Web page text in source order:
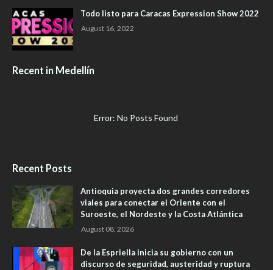
Todo listo para Caracas Expression Show 2022
August 16, 2022
Recent in Medellín
Error: No Posts Found
Recent Posts
Antioquia proyecta dos grandes corredores
viales para conectar el Oriente con el
Suroeste, el Nordeste y la Costa Atlántica
August 08, 2026
De la Espriella inicia su gobierno con un
discurso de seguridad, austeridad y ruptura